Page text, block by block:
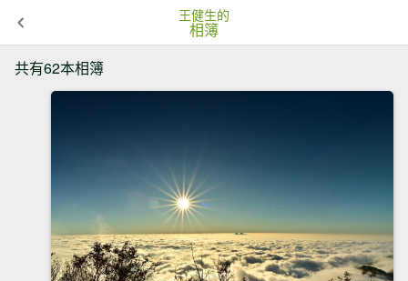
王健生的
相簿
共有62本相簿